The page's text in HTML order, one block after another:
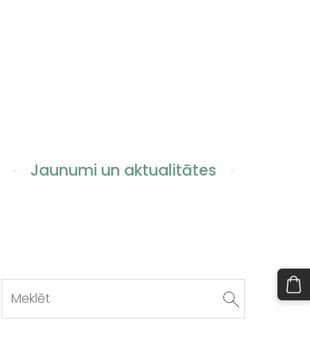
Jaunumi un aktualitātes